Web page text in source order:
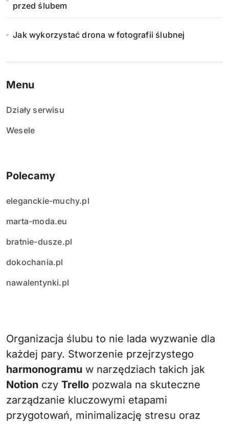
przed ślubem
Jak wykorzystać drona w fotografii ślubnej
Menu
Działy serwisu
Wesele
Polecamy
eleganckie-muchy.pl
marta-moda.eu
bratnie-dusze.pl
dokochania.pl
nawalentynki.pl
Organizacja ślubu to nie lada wyzwanie dla
każdej pary. Stworzenie przejrzystego
harmonogramu w narzędziach takich jak
Notion czy Trello pozwala na skuteczne
zarządzanie kluczowymi etapami
przygotowań, minimalizację stresu oraz